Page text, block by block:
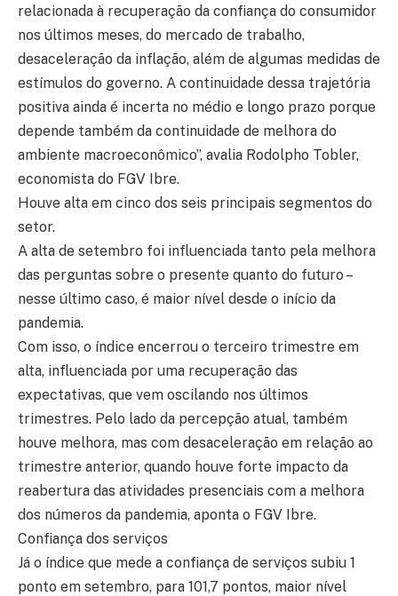
relacionada à recuperação da confiança do consumidor
nos últimos meses, do mercado de trabalho,
desaceleração da inflação, além de algumas medidas de
estímulos do governo. A continuidade dessa trajetória
positiva ainda é incerta no médio e longo prazo porque
depende também da continuidade de melhora do
ambiente macroeconômico”, avalia Rodolpho Tobler,
economista do FGV Ibre.
Houve alta em cinco dos seis principais segmentos do
setor.
A alta de setembro foi influenciada tanto pela melhora
das perguntas sobre o presente quanto do futuro –
nesse último caso, é maior nível desde o início da
pandemia.
Com isso, o índice encerrou o terceiro trimestre em
alta, influenciada por uma recuperação das
expectativas, que vem oscilando nos últimos
trimestres. Pelo lado da percepção atual, também
houve melhora, mas com desaceleração em relação ao
trimestre anterior, quando houve forte impacto da
reabertura das atividades presenciais com a melhora
dos números da pandemia, aponta o FGV Ibre.
Confiança dos serviços
Já o índice que mede a confiança de serviços subiu 1
ponto em setembro, para 101,7 pontos, maior nível